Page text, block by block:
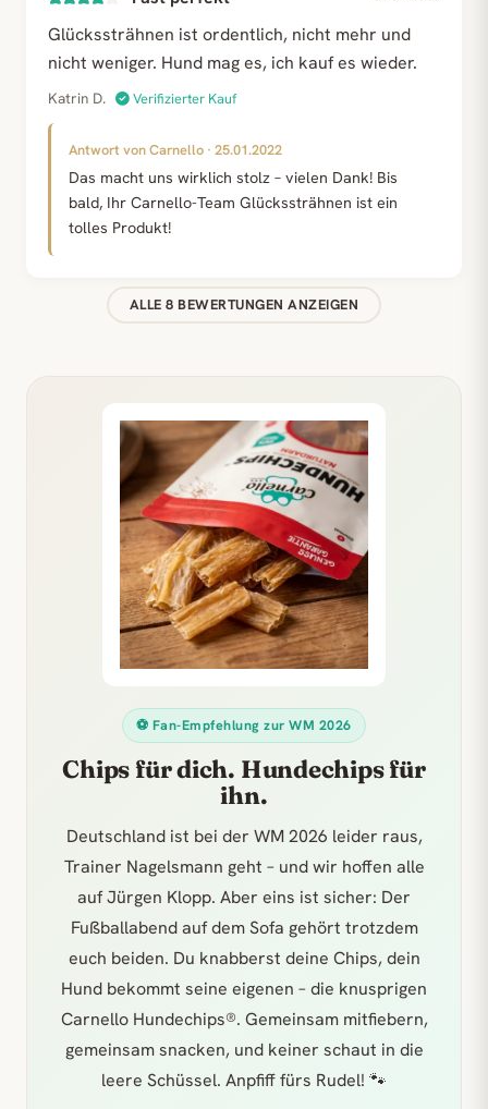
Glückssträhnen ist ordentlich, nicht mehr und
nicht weniger. Hund mag es, ich kauf es wieder.
Katrin D. Verifizierter Kauf
Antwort von Carnello · 25.01.2022
Das macht uns wirklich stolz – vielen Dank! Bis
bald, Ihr Carnello-Team Glückssträhnen ist ein
tolles Produkt!
ALLE 8 BEWERTUNGEN ANZEIGEN
⚽ Fan-Empfehlung zur WM 2026
Chips für dich. Hundechips für
ihn.
Deutschland ist bei der WM 2026 leider raus,
Trainer Nagelsmann geht – und wir hoffen alle
auf Jürgen Klopp. Aber eins ist sicher: Der
Fußballabend auf dem Sofa gehört trotzdem
euch beiden. Du knabberst deine Chips, dein
Hund bekommt seine eigenen – die knusprigen
Carnello Hundechips®. Gemeinsam mitfiebern,
gemeinsam snacken, und keiner schaut in die
leere Schüssel. Anpfiff fürs Rudel! 🐾